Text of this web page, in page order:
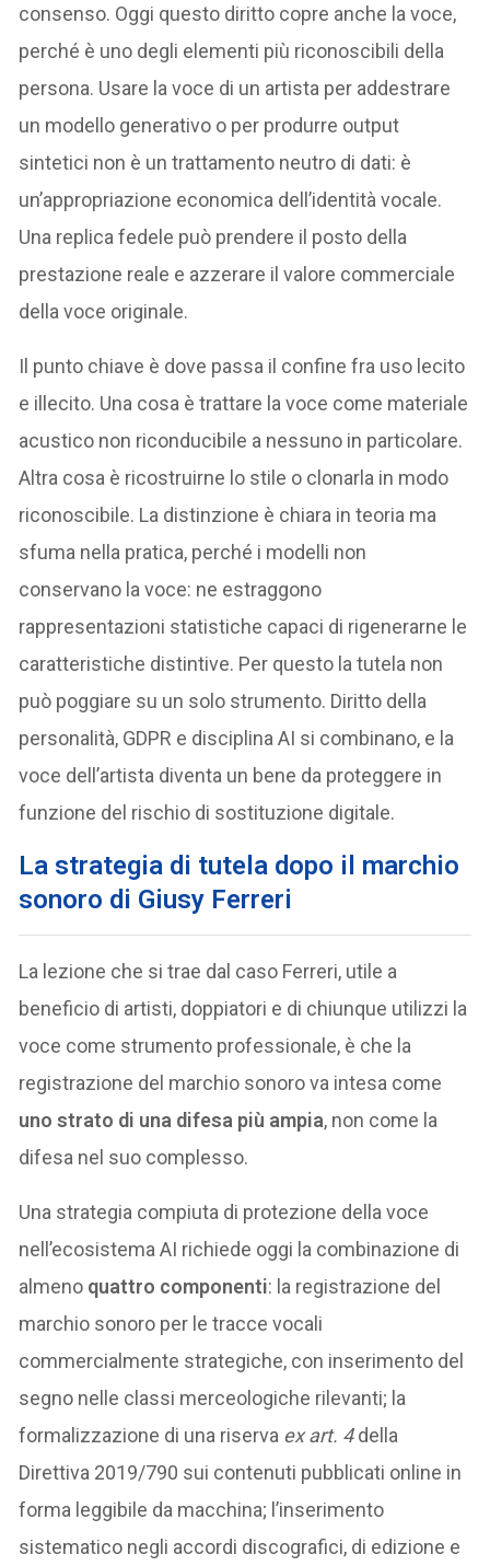
consenso. Oggi questo diritto copre anche la voce,
perché è uno degli elementi più riconoscibili della
persona. Usare la voce di un artista per addestrare
un modello generativo o per produrre output
sintetici non è un trattamento neutro di dati: è
un’appropriazione economica dell’identità vocale.
Una replica fedele può prendere il posto della
prestazione reale e azzerare il valore commerciale
della voce originale.
Il punto chiave è dove passa il confine fra uso lecito
e illecito. Una cosa è trattare la voce come materiale
acustico non riconducibile a nessuno in particolare.
Altra cosa è ricostruirne lo stile o clonarla in modo
riconoscibile. La distinzione è chiara in teoria ma
sfuma nella pratica, perché i modelli non
conservano la voce: ne estraggono
rappresentazioni statistiche capaci di rigenerarne le
caratteristiche distintive. Per questo la tutela non
può poggiare su un solo strumento. Diritto della
personalità, GDPR e disciplina AI si combinano, e la
voce dell’artista diventa un bene da proteggere in
funzione del rischio di sostituzione digitale.
La strategia di tutela dopo il marchio
sonoro di Giusy Ferreri
La lezione che si trae dal caso Ferreri, utile a
beneficio di artisti, doppiatori e di chiunque utilizzi la
voce come strumento professionale, è che la
registrazione del marchio sonoro va intesa come
uno strato di una difesa più ampia, non come la
difesa nel suo complesso.
Una strategia compiuta di protezione della voce
nell’ecosistema AI richiede oggi la combinazione di
almeno quattro componenti: la registrazione del
marchio sonoro per le tracce vocali
commercialmente strategiche, con inserimento del
segno nelle classi merceologiche rilevanti; la
formalizzazione di una riserva ex art. 4della
Direttiva 2019/790 sui contenuti pubblicati online in
forma leggibile da macchina; l’inserimento
sistematico negli accordi discografici, di edizione e